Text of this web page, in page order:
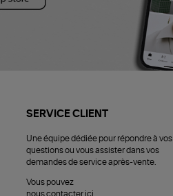
SERVICE CLIENT
Une équipe dédiée pour répondre à vos
questions ou vous assister dans vos
demandes de service après-vente.
Vous pouvez
nous contacter ici